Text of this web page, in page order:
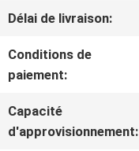
DE
LA
QUALITÉ
Délai de livraison:
Conditions de
paiement:
Capacité
d'approvisionnement: